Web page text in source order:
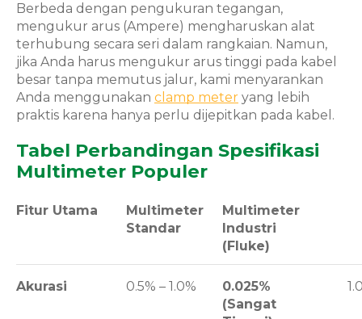
Berbeda dengan pengukuran tegangan,
mengukur arus (Ampere) mengharuskan alat
terhubung secara seri dalam rangkaian. Namun,
jika Anda harus mengukur arus tinggi pada kabel
besar tanpa memutus jalur, kami menyarankan
Anda menggunakan clamp meter yang lebih
praktis karena hanya perlu dijepitkan pada kabel.
Tabel Perbandingan Spesifikasi
Multimeter Populer
Fitur Utama
Multimeter
Standar
Multimeter
Industri
(Fluke)
Akurasi 0.5% – 1.0%
0.025%
(Sangat